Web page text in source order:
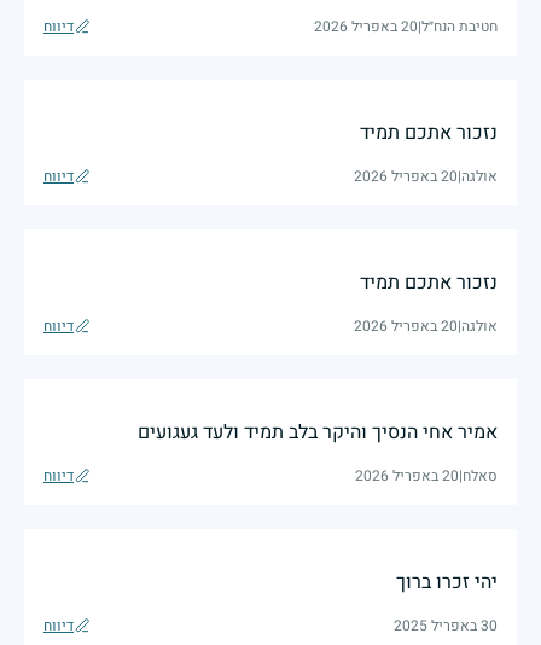
חטיבת הנח״ל|20 באפריל 2026 דיווח
נזכור אתכם תמיד
אולגה|20 באפריל 2026 דיווח
נזכור אתכם תמיד
אולגה|20 באפריל 2026 דיווח
אמיר אחי הנסיך והיקר בלב תמיד ולעד געגועים
סאלח|20 באפריל 2026 דיווח
יהי זכרו ברוך
30 באפריל 2025 דיווח